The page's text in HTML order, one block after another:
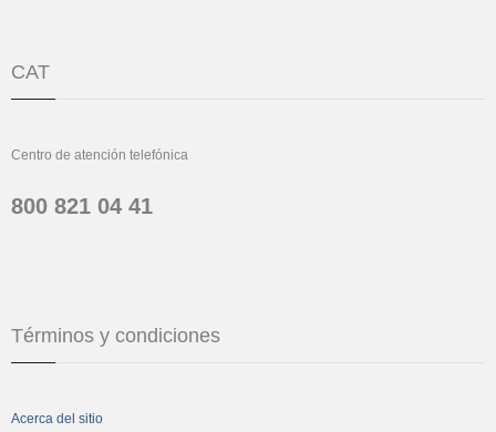
CAT
Centro de atención telefónica
800 821 04 41
Términos y condiciones
Acerca del sitio